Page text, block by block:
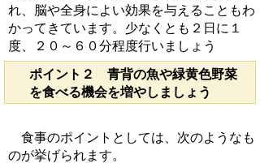
れ、脳や全身によい効果を与えることもわ
かってきています。少なくとも２日に１
度、２０～６０分程度行いましょう
ポイント２ 青背の魚や緑黄色野菜
を食べる機会を増やしましょう
食事のポイントとしては、次のようなも
のが挙げられます。